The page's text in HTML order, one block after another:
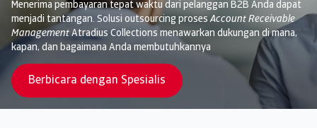
Menerima pembayaran tepat waktu dari pelanggan B2B Anda dapat
menjadi tantangan. Solusi outsourcing prosesAccount Receivable
ManagementAtradius Collections menawarkan dukungan di mana,
kapan, dan bagaimana Anda membutuhkannya
Berbicara dengan Spesialis